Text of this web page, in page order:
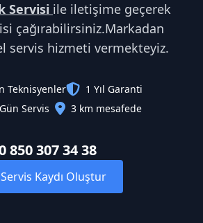
Servisi ile iletişime geçerek
çağırabilirsiniz.Markadan
servis hizmeti vermekteyiz.
Teknisyenler
1 Yıl Garanti
Servis
3 km mesafede
850 307 34 38
Servis Kaydı Oluştur